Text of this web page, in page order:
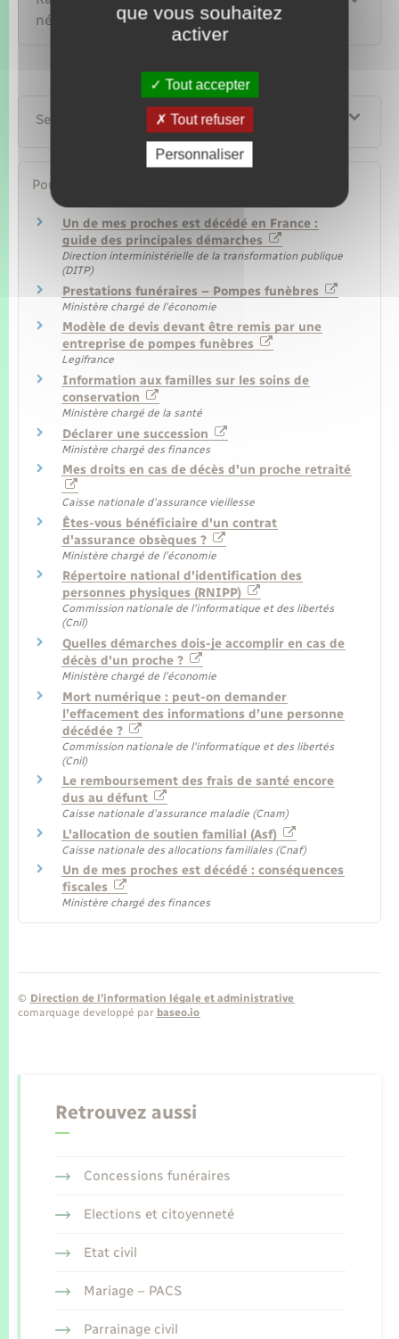
nécessaires pour la succession
Services en ligne et formulaires
Pour en savoir plus
Un de mes proches est décédé en France :
guide des principales démarches
Direction interministérielle de la transformation publique
(DITP)
Prestations funéraires – Pompes funèbres
Ministère chargé de l'économie
Modèle de devis devant être remis par une
entreprise de pompes funèbres
Legifrance
Information aux familles sur les soins de
conservation
Ministère chargé de la santé
Déclarer une succession
Ministère chargé des finances
Mes droits en cas de décès d'un proche retraité
Caisse nationale d'assurance vieillesse
Êtes-vous bénéficiaire d'un contrat
d'assurance obsèques ?
Ministère chargé de l'économie
Répertoire national d'identification des
personnes physiques (RNIPP)
Commission nationale de l'informatique et des libertés
(Cnil)
Quelles démarches dois-je accomplir en cas de
décès d'un proche ?
Ministère chargé de l'économie
Mort numérique : peut-on demander
l’effacement des informations d’une personne
décédée ?
Commission nationale de l'informatique et des libertés
(Cnil)
Le remboursement des frais de santé encore
dus au défunt
Caisse nationale d'assurance maladie (Cnam)
L'allocation de soutien familial (Asf)
Caisse nationale des allocations familiales (Cnaf)
Un de mes proches est décédé : conséquences
fiscales
Ministère chargé des finances
© Direction de l’information légale et administrative
comarquage developpé par baseo.io
Retrouvez aussi
Concessions funéraires
Elections et citoyenneté
Etat civil
Mariage – PACS
Parrainage civil
que vous souhaitez
activer
Tout accepter
Tout refuser
Personnaliser